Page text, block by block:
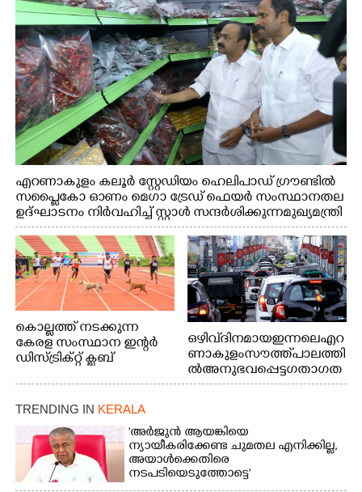
എറണാകുളം കലൂർ സ്റ്റേഡിയം ഹെലിപാഡ് ഗ്രൗണ്ടിൽ
സപ്ളൈകോ ഓണം മെഗാ ട്രേഡ് ഫെയർ സംസ്ഥാനതല
ഉദ്ഘാടനം നിർവഹിച്ച് സ്റ്റാൾ സന്ദർശിക്കുന്ന മുഖ്യമന്ത്രി
വി.ഡി. സതീശൻ. മന്ത്രി അനൂപ് ജേക്കബ് സമീപം
കൊല്ലത്ത് നടക്കുന്ന
കേരള സംസ്ഥാന ഇന്റർ
ഡിസ്ട്രിക്റ്റ് ക്ലബ്
ചാമ്പ്യൻഷിപ്പിൽ അണ്ടർ
20 ആൺകുട്ടികളുടെ 200
മത്സരത്തിനിടെ സിന്തറ്റിക്
ട്രാക്കിന് കുറുകെ ഓടുന്ന
നായകൾ.
ഒഴിവ് ദിനമായ ഇന്നലെ എറ
ണാകുളം സൗത്ത് പാലത്തി
ൽ അനുഭവപ്പെട്ട ഗതാഗത
ക്കുരുക്ക്
TRENDING IN KERALA
'അർജുൻ ആയങ്കിയെ
ന്യായീകരിക്കേണ്ട ചുമതല എനിക്കില്ല,
അയാൾക്കെതിരെ
നടപടിയെടുത്തോട്ടെ'